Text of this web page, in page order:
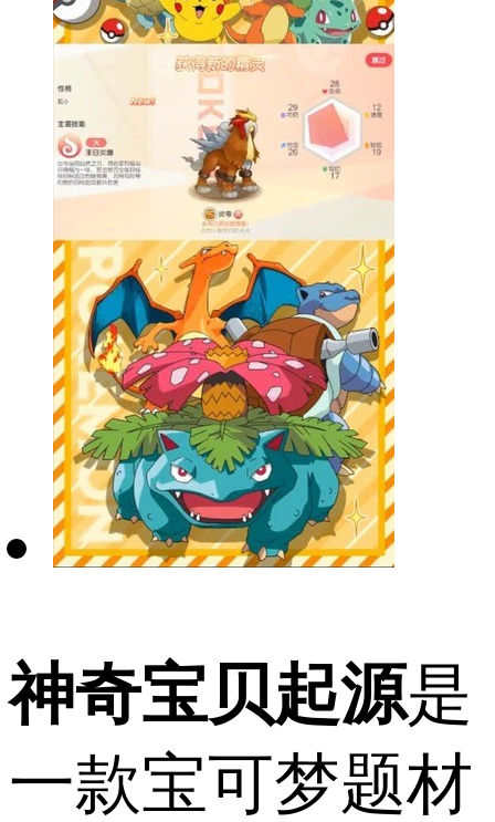
神奇宝贝起源是
一款宝可梦题材